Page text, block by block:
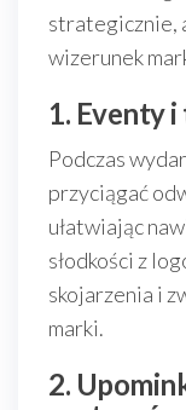
strategicznie,
wizerunek
1. Eventy
Podczas
przyciągać
ułatwiając
słodkości z
skojarzenia i
marki.
2.